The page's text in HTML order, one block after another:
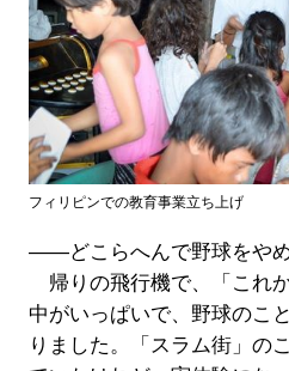
フィリピンでの教育事業立ち上げ
――どこらへんで野球をや
帰りの飛行機で、「これ
中がいっぱいで、野球のこ
りました。「スラム街」の